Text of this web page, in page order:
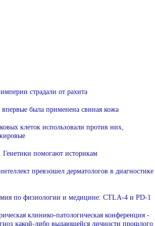
страдали от рахита
была применена свиная кожа
клеток использовали против них,
помогают историкам
превзошел дерматологов в диагностике
по физиологии и медицине: CTLA-4 и PD-1
клинико-патологическая конференция -
какой-либо выдающейся личности прошлого